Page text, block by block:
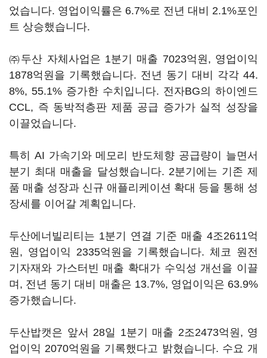
었습니다. 영업이익률은 6.7%로 전년 대비 2.1%포인
트 상승했습니다.
㈜두산 자체사업은 1분기 매출 7023억원, 영업이익
1878억원을 기록했습니다. 전년 동기 대비 각각 44.
8%, 55.1% 증가한 수치입니다. 전자BG의 하이엔드
CCL, 즉 동박적층판 제품 공급 증가가 실적 성장을
이끌었습니다.
특히 AI 가속기와 메모리 반도체향 공급량이 늘면서
분기 최대 매출을 달성했습니다. 2분기에는 기존 제
품 매출 성장과 신규 애플리케이션 확대 등을 통해 성
장세를 이어갈 계획입니다.
두산에너빌리티는 1분기 연결 기준 매출 4조2611억
원, 영업이익 2335억원을 기록했습니다. 체코 원전
기자재와 가스터빈 매출 확대가 수익성 개선을 이끌
며, 전년 동기 대비 매출은 13.7%, 영업이익은 63.9%
증가했습니다.
두산밥캣은 앞서 28일 1분기 매출 2조2473억원, 영
업이익 2070억원을 기록했다고 밝혔습니다. 수요 개